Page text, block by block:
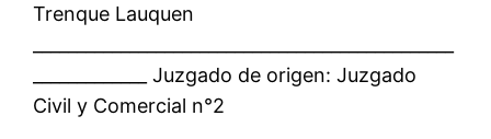
Trenque Lauquen
_____________ Juzgado de origen: Juzgado
Civil y Comercial n°2